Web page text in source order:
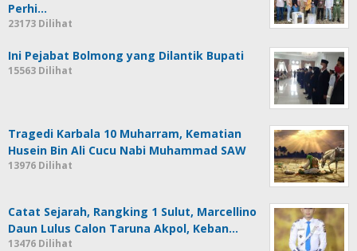
Perhi…
23173 Dilihat
Ini Pejabat Bolmong yang Dilantik Bupati
15563 Dilihat
Tragedi Karbala 10 Muharram, Kematian
Husein Bin Ali Cucu Nabi Muhammad SAW
13976 Dilihat
Catat Sejarah, Rangking 1 Sulut, Marcellino
Daun Lulus Calon Taruna Akpol, Keban…
13476 Dilihat